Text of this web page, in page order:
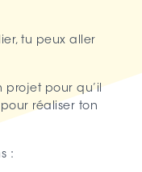
tu peux aller
projet pour qu’il
réaliser ton
: